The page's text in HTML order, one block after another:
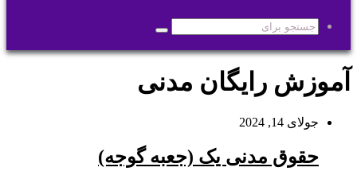
پوسته
جستجو
برای
آموزش رایگان مدنی
جولای 14, 2024
حقوق مدنی یک (جعبه گوجه)